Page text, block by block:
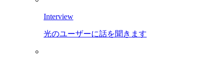
Interview
光のユーザーに話を聞きます